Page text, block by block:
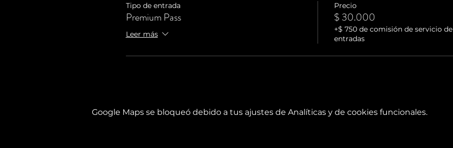
Tipo de entrada
Premium Pass
Leer más
Precio
$ 30.000
+$ 750 de comisión de servicio de
entradas
Google Maps se bloqueó debido a tus ajustes de Analíticas y de cookies funcionales.